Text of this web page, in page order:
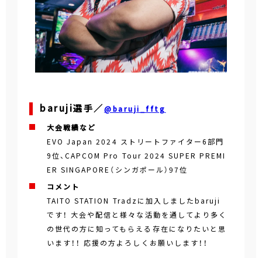
baruji選手／@baruji_fftg
大会戦績など
EVO Japan 2024 ストリートファイター6部門
9位、CAPCOM Pro Tour 2024 SUPER PREMI
ER SINGAPORE（シンガポール）97位
コメント
TAITO STATION Tradzに加入しましたbaruji
です！ 大会や配信と様々な活動を通してより多く
の世代の方に知ってもらえる存在になりたいと思
います！！ 応援の方よろしくお願いします！！